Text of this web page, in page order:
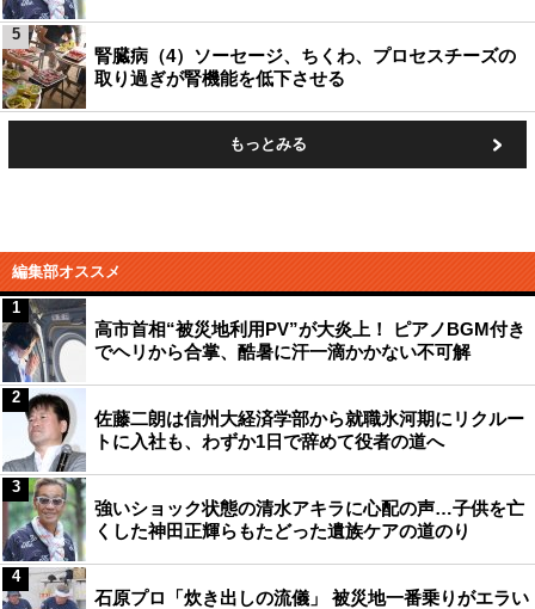
腎臓病（4）ソーセージ、ちくわ、プロセスチーズの
取り過ぎが腎機能を低下させる
5
もっとみる
編集部オススメ
高市首相“被災地利用PV”が大炎上！ ピアノBGM付き
でヘリから合掌、酷暑に汗一滴かかない不可解
1
佐藤二朗は信州大経済学部から就職氷河期にリクルー
トに入社も、わずか1日で辞めて役者の道へ
2
強いショック状態の清水アキラに心配の声…子供を亡
くした神田正輝らもたどった遺族ケアの道のり
3
石原プロ「炊き出しの流儀」 被災地一番乗りがエラい
4